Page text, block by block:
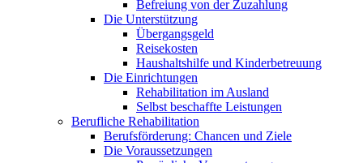
Befreiung von der Zuzahlung
Die Unterstützung
Übergangsgeld
Reisekosten
Haushaltshilfe und Kinderbetreuung
Die Einrichtungen
Rehabilitation im Ausland
Selbst beschaffte Leistungen
Berufliche Rehabilitation
Berufsförderung: Chancen und Ziele
Die Voraussetzungen